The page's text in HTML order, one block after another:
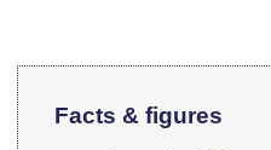
Facts & figures